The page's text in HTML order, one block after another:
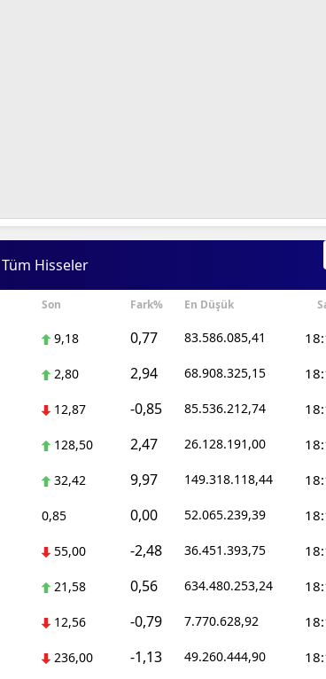
Hisseler
Son Fark% En Düşük
9,18 0,77 83.586.085,41
2,80 2,94 68.908.325,15
12,87 -0,85 85.536.212,74
128,50 2,47 26.128.191,00
32,42 9,97 149.318.118,44
0,85 0,00 52.065.239,39
55,00 -2,48 36.451.393,75
21,58 0,56 634.480.253,24
12,56 -0,79 7.770.628,92
236,00 -1,13 49.260.444,90